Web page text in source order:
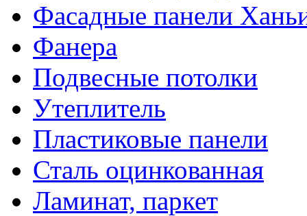
Фасадные панели
Фанера
Подвесные потолки
Утеплитель
Пластиковые панели
Сталь оцинкованная
Ламинат, паркет